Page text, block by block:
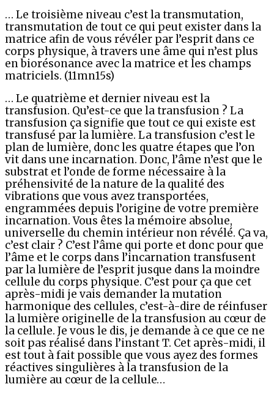
… Le troisième niveau c’est la transmutation,
transmutation de tout ce qui peut exister dans la
matrice afin de vous révéler par l’esprit dans ce
corps physique, à travers une âme qui n’est plus
en biorésonance avec la matrice et les champs
matriciels. (11mn15s)
… Le quatrième et dernier niveau est la
transfusion. Qu’est-ce que la transfusion ? La
transfusion ça signifie que tout ce qui existe est
transfusé par la lumière. La transfusion c’est le
plan de lumière, donc les quatre étapes que l’on
vit dans une incarnation. Donc, l’âme n’est que le
substrat et l’onde de forme nécessaire à la
préhensivité de la nature de la qualité des
vibrations que vous avez transportées,
engrammées depuis l’origine de votre première
incarnation. Vous êtes la mémoire absolue,
universelle du chemin intérieur non révélé. Ça va,
c’est clair ? C’est l’âme qui porte et donc pour que
l’âme et le corps dans l’incarnation transfusent
par la lumière de l’esprit jusque dans la moindre
cellule du corps physique. C’est pour ça que cet
après-midi je vais demander la mutation
harmonique des cellules, c’est-à-dire de réinfuser
la lumière originelle de la transfusion au cœur de
la cellule. Je vous le dis, je demande à ce que ce ne
soit pas réalisé dans l’instant T. Cet après-midi, il
est tout à fait possible que vous ayez des formes
réactives singulières à la transfusion de la
lumière au cœur de la cellule…